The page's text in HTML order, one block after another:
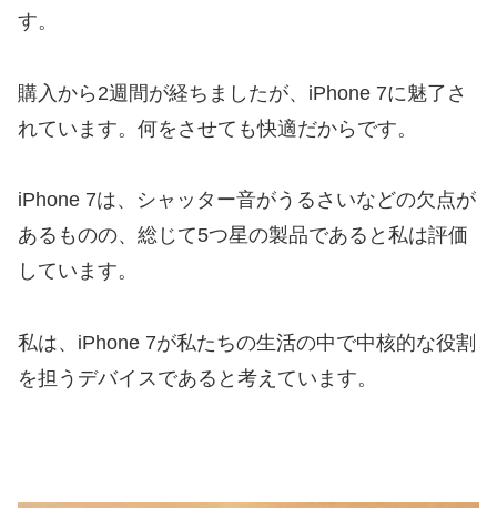
す。
購入から2週間が経ちましたが、iPhone 7に魅了さ
れています。何をさせても快適だからです。
iPhone 7は、シャッター音がうるさいなどの欠点が
あるものの、総じて5つ星の製品であると私は評価
しています。
私は、iPhone 7が私たちの生活の中で中核的な役割
を担うデバイスであると考えています。